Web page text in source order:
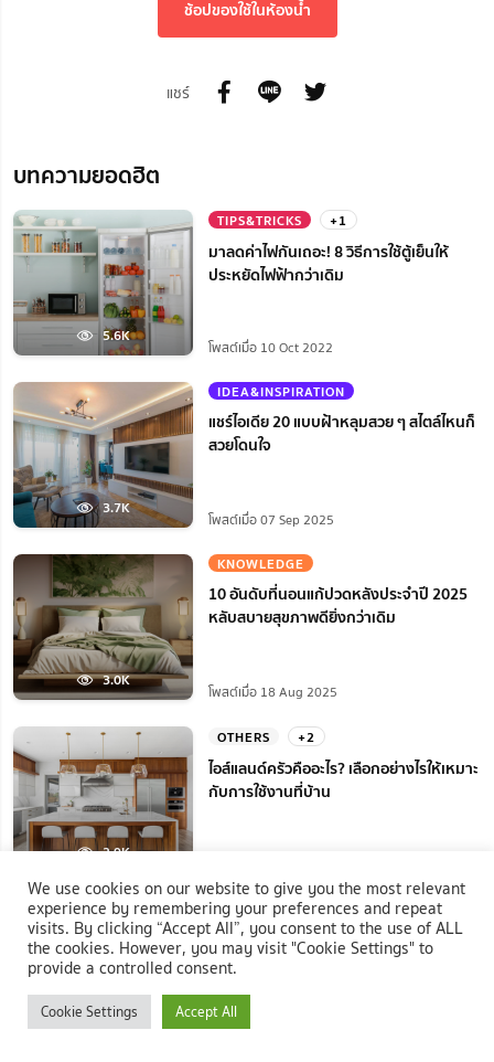
ช้อปของใช้ในห้องน้ำ
แชร์
บทความยอดฮิต
5.6K
TIPS&TRICKS +1
มาลดค่าไฟกันเถอะ! 8 วิธีการใช้ตู้เย็นให้
ประหยัดไฟฟ้ากว่าเดิม
โพสต์เมื่อ 10 Oct 2022
3.7K
IDEA&INSPIRATION
แชร์ไอเดีย 20 แบบฝ้าหลุมสวย ๆ สไตล์ไหนก็
สวยโดนใจ
โพสต์เมื่อ 07 Sep 2025
3.0K
KNOWLEDGE
10 อันดับที่นอนแก้ปวดหลังประจำปี 2025
หลับสบายสุขภาพดียิ่งกว่าเดิม
โพสต์เมื่อ 18 Aug 2025
2.9K
OTHERS +2
ไอส์แลนด์ครัวคืออะไร? เลือกอย่างไรให้เหมาะ
กับการใช้งานที่บ้าน
2.5K
HOME REPAIR +2
คอมแอร์ไม่หมุน ไม่ทํางานเกิดจากอะไร? แก้
ยังไงได้บ้างก่อนแอร์พัง!
โพสต์เมื่อ 18 Aug 2025
We use cookies on our website to give you the most relevant
experience by remembering your preferences and repeat
visits. By clicking “Accept All”, you consent to the use of ALL
the cookies. However, you may visit "Cookie Settings" to
provide a controlled consent.
Cookie Settings Accept All